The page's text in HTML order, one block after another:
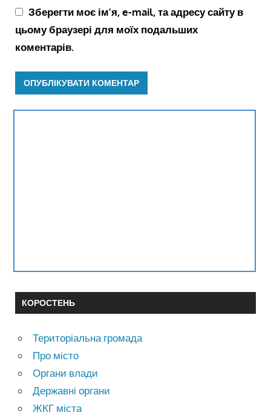
Зберегти моє ім'я, e-mail, та адресу сайту в
цьому браузері для моїх подальших
коментарів.
КОРОСТЕНЬ
Територіальна громада
Про місто
Органи влади
Державні органи
ЖКГ міста